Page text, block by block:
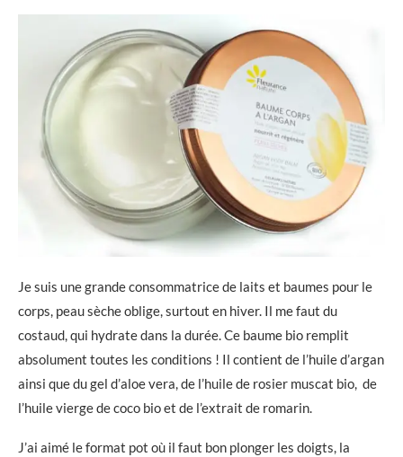
Je suis une grande consommatrice de laits et baumes pour le
corps, peau sèche oblige, surtout en hiver. Il me faut du
costaud, qui hydrate dans la durée. Ce baume bio remplit
absolument toutes les conditions ! Il contient de l’huile d’argan
ainsi que du gel d’aloe vera, de l’huile de rosier muscat bio, de
l’huile vierge de coco bio et de l’extrait de romarin.
J’ai aimé le format pot où il faut bon plonger les doigts, la